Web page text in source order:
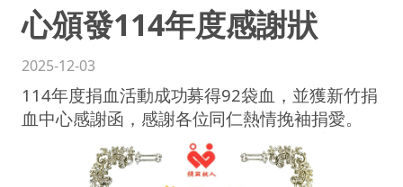
心頒發114年度感謝狀
2025-12-03
114年度捐血活動成功募得92袋血，並獲新竹捐
血中心感謝函，感謝各位同仁熱情挽袖捐愛。